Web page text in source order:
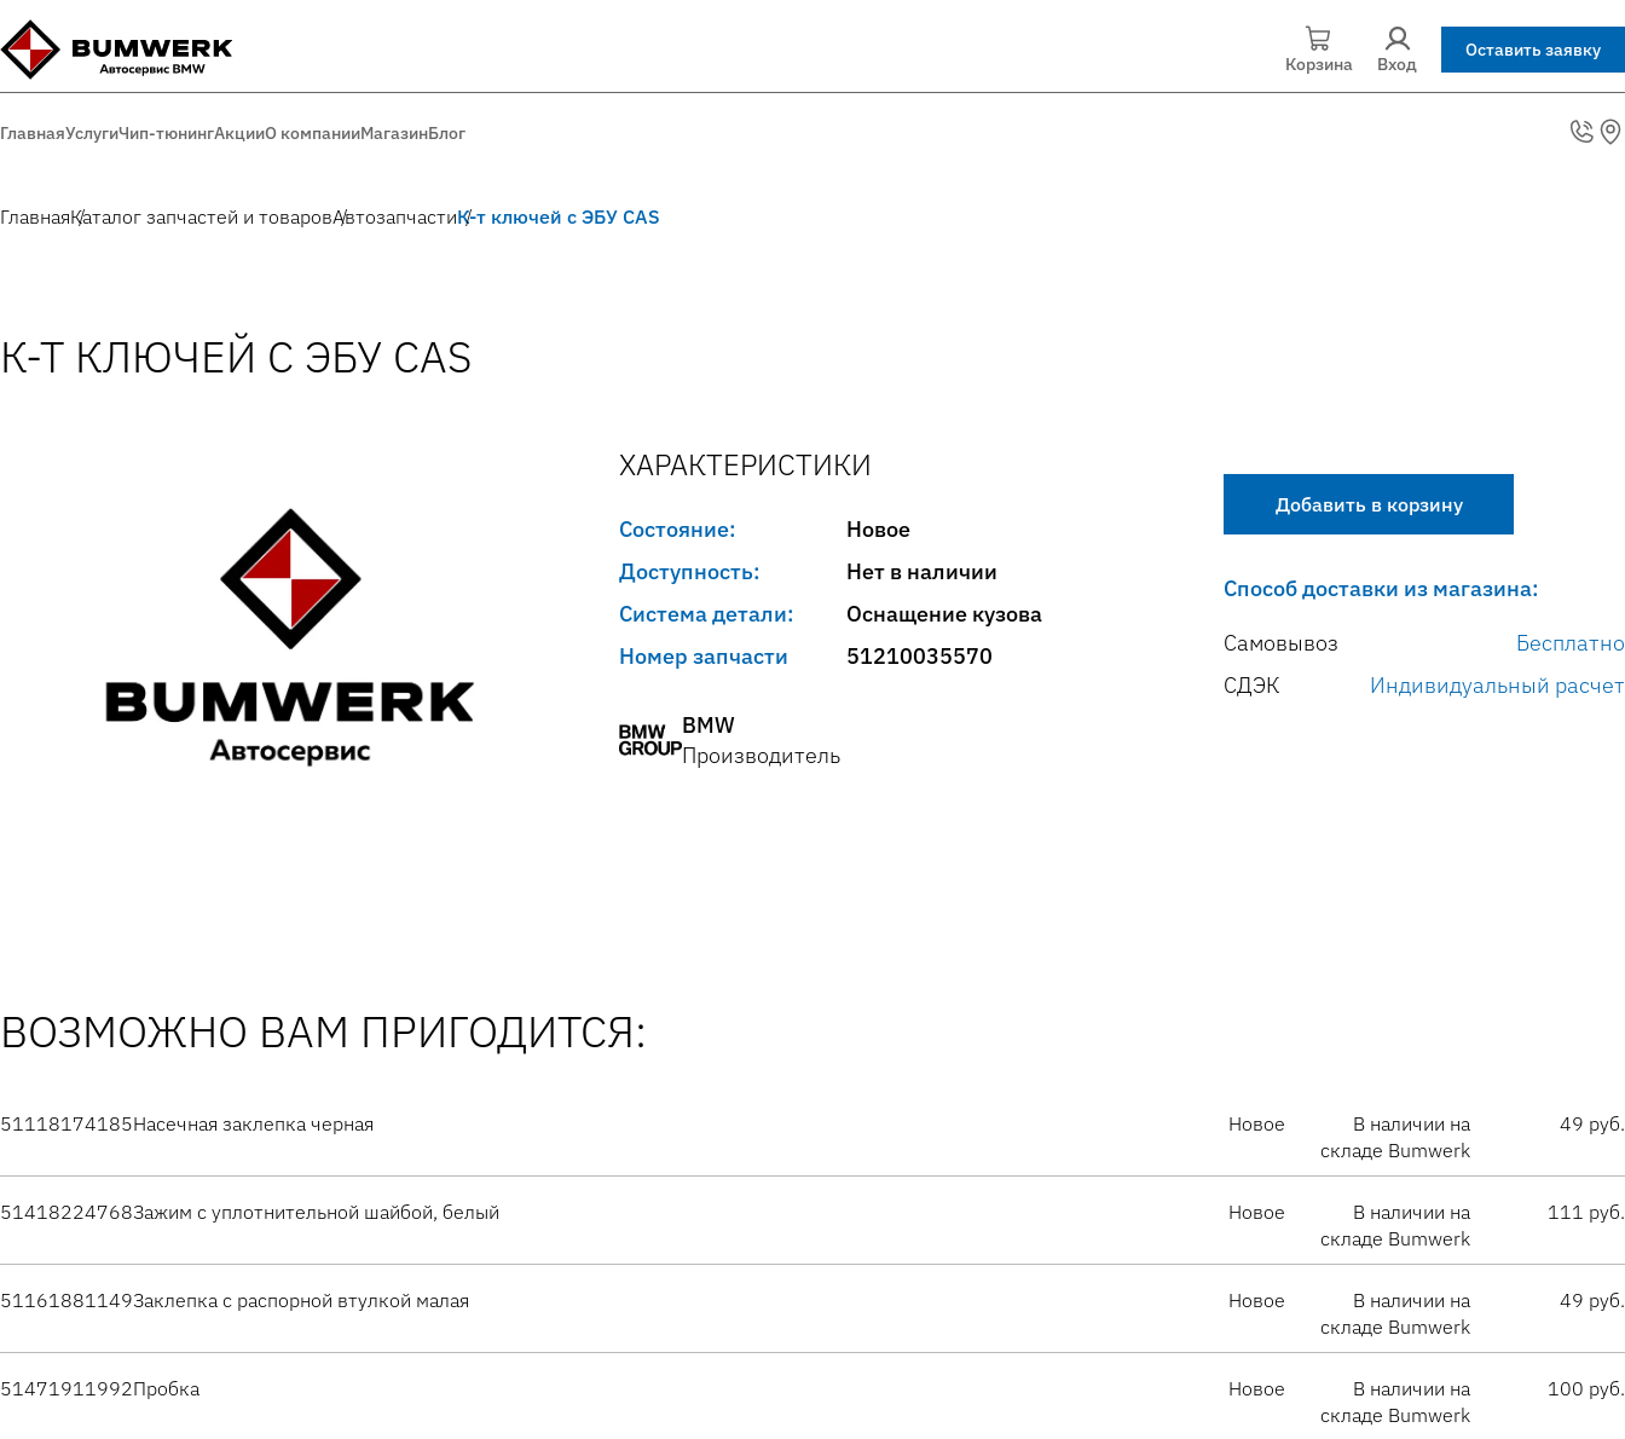
Корзина Вход
Оставить заявку
ГлавнаяУслугиЧип-тюнингАкцииО компанииМагазинБлог
ГлавнаяКаталог запчастей и товаровАвтозапчастиК-т ключей с ЭБУ CAS
К-Т КЛЮЧЕЙ С ЭБУ CAS
ХАРАКТЕРИСТИКИ
Состояние:
Новое
Доступность:
Нет в наличии
Система детали:
Оснащение кузова
Номер запчасти
51210035570
BMW
Производитель
Добавить в корзину
Способ доставки из магазина:
Самовывоз
Бесплатно
СДЭК
Индивидуальный расчет
ВОЗМОЖНО ВАМ ПРИГОДИТСЯ:
51118174185Насечная заклепка черная Новое
В наличии на
складе Bumwerk
49 руб.
51418224768Зажим с уплотнительной шайбой, белый Новое
В наличии на
складе Bumwerk
111 руб.
51161881149Заклепка с распорной втулкой малая Новое
В наличии на
складе Bumwerk
49 руб.
51471911992Пробка Новое
В наличии на
складе Bumwerk
100 руб.